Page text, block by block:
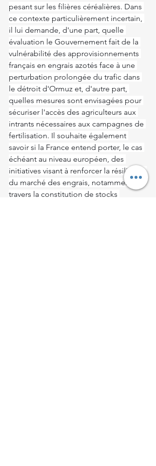
pesant sur les filières céréalières. Dans
ce contexte particulièrement incertain,
il lui demande, d'une part, quelle
évaluation le Gouvernement fait de la
vulnérabilité des approvisionnements
français en engrais azotés face à une
perturbation prolongée du trafic dans
le détroit d'Ormuz et, d'autre part,
quelles mesures sont envisagées pour
sécuriser l'accès des agriculteurs aux
intrants nécessaires aux campagnes de
fertilisation. Il souhaite également
savoir si la France entend porter, le cas
échéant au niveau européen, des
initiatives visant à renforcer la résilience
du marché des engrais, notamment à
travers la constitution de stocks